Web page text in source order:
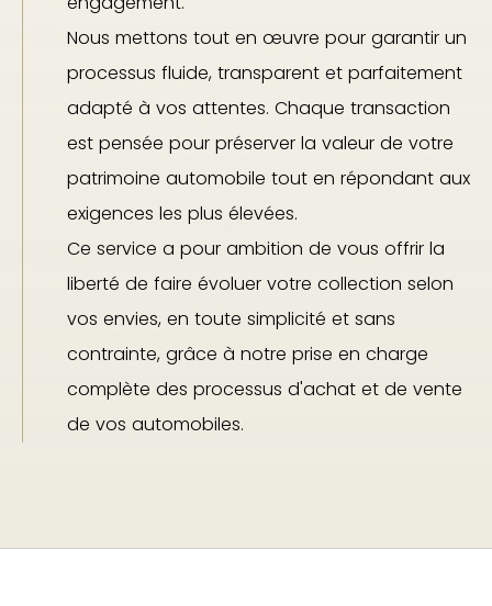
Nous mettons tout en œuvre pour garantir un
processus fluide, transparent et parfaitement
adapté à vos attentes. Chaque transaction
est pensée pour préserver la valeur de votre
patrimoine automobile tout en répondant aux
exigences les plus élevées.
Ce service a pour ambition de vous offrir la
liberté de faire évoluer votre collection selon
vos envies, en toute simplicité et sans
contrainte, grâce à notre prise en charge
complète des processus d'achat et de vente
de vos automobiles.